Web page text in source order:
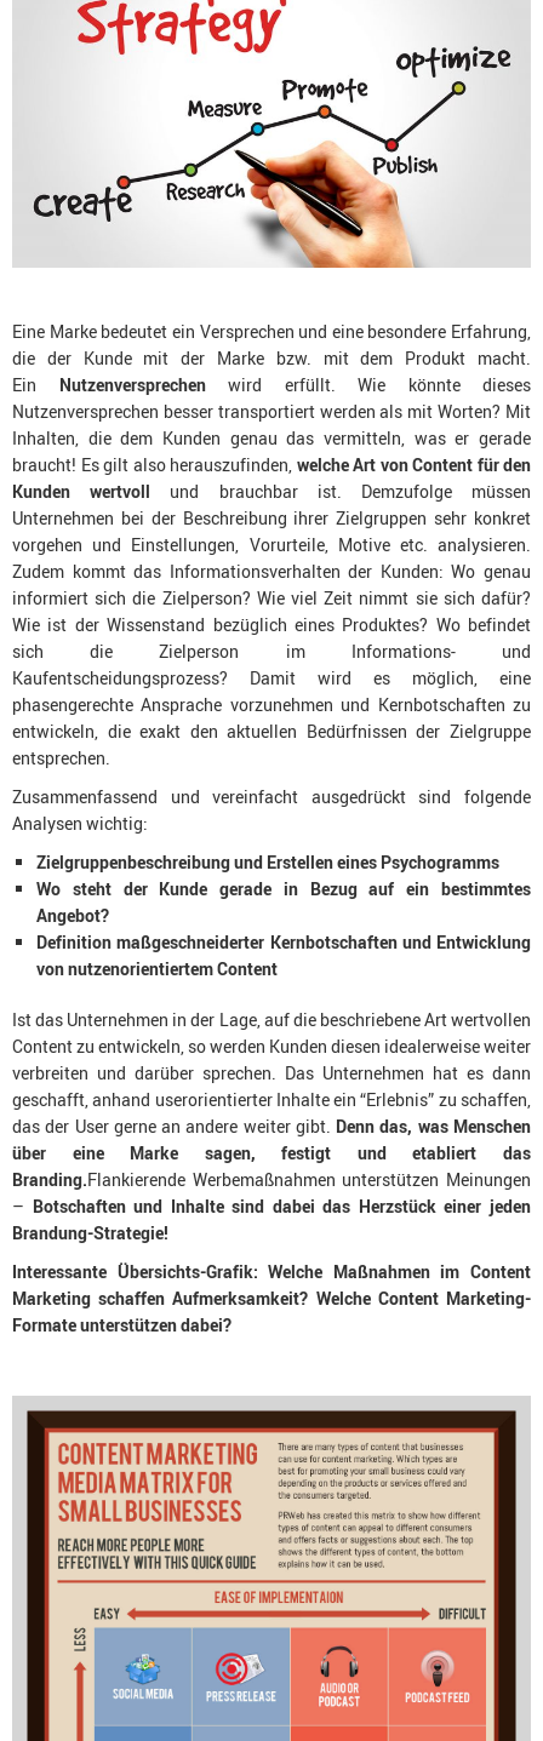
Eine Marke bedeutet ein Versprechen und eine besondere Erfahrung,
die der Kunde mit der Marke bzw. mit dem Produkt macht.
Ein Nutzenversprechenwird erfüllt. Wie könnte dieses
Nutzenversprechen besser transportiert werden als mit Worten? Mit
Inhalten, die dem Kunden genau das vermitteln, was er gerade
braucht! Es gilt also herauszufinden, welche Art von Content für den
Kunden wertvoll und brauchbar ist. Demzufolge müssen
Unternehmen bei der Beschreibung ihrer Zielgruppen sehr konkret
vorgehen und Einstellungen, Vorurteile, Motive etc. analysieren.
Zudem kommt das Informationsverhalten der Kunden: Wo genau
informiert sich die Zielperson? Wie viel Zeit nimmt sie sich dafür?
Wie ist der Wissenstand bezüglich eines Produktes? Wo befindet
sich die Zielperson im Informations- und
Kaufentscheidungsprozess? Damit wird es möglich, eine
phasengerechte Ansprache vorzunehmen und Kernbotschaften zu
entwickeln, die exakt den aktuellen Bedürfnissen der Zielgruppe
entsprechen.
Zusammenfassend und vereinfacht ausgedrückt sind folgende
Analysen wichtig:
Zielgruppenbeschreibung und Erstellen eines Psychogramms
Wo steht der Kunde gerade in Bezug auf ein bestimmtes
Angebot?
Definition maßgeschneiderter Kernbotschaften und Entwicklung
von nutzenorientiertem Content
Ist das Unternehmen in der Lage, auf die beschriebene Art wertvollen
Content zu entwickeln, so werden Kunden diesen idealerweise weiter
verbreiten und darüber sprechen. Das Unternehmen hat es dann
geschafft, anhand userorientierter Inhalte ein “Erlebnis” zu schaffen,
das der User gerne an andere weiter gibt. Denn das, was Menschen
über eine Marke sagen, festigt und etabliert das
Branding.Flankierende Werbemaßnahmen unterstützen Meinungen
– Botschaften und Inhalte sind dabei das Herzstück einer jeden
Brandung-Strategie!
Interessante Übersichts-Grafik: Welche Maßnahmen im Content
Marketing schaffen Aufmerksamkeit? Welche Content Marketing-
Formate unterstützen dabei?